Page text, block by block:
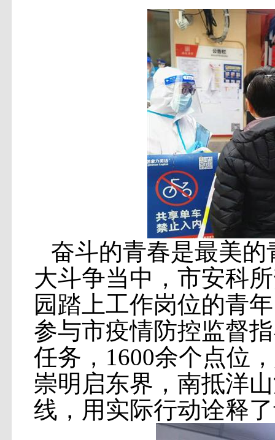
奋斗的青春是最美
大斗争当中，市安科
园踏上工作岗位的青
参与市疫情防控监督
任务，1600余个点位
崇明启东界，南抵洋
线，用实际行动诠释